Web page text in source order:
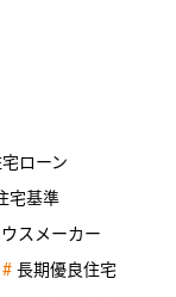
ローン
宅基準
スメーカー
長期優良住宅